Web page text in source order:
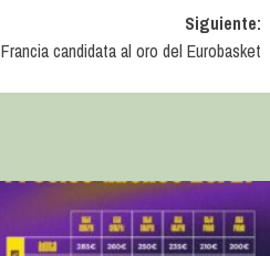
Siguiente:
Francia candidata al oro del Eurobasket